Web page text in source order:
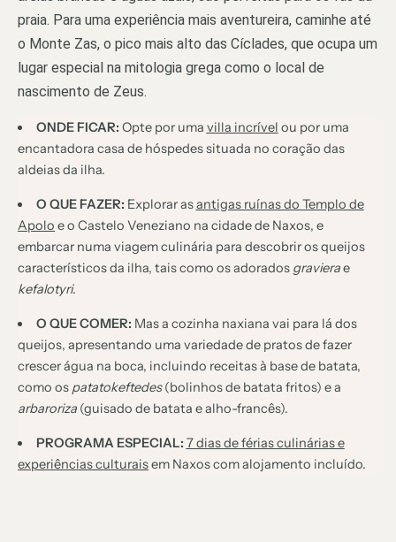
praia. Para uma experiência mais aventureira, caminhe até
o Monte Zas, o pico mais alto das Cíclades, que ocupa um
lugar especial na mitologia grega como o local de
nascimento de Zeus.
ONDE FICAR: Opte por uma villa incrível ou por uma
encantadora casa de hóspedes situada no coração das
aldeias da ilha.
O QUE FAZER: Explorar asantigas ruínas do Templo de
Apolo e o Castelo Veneziano na cidade de Naxos, e
embarcar numa viagem culinária para descobrir os queijos
característicos da ilha, tais como os adorados gravierae
kefalotyri.
O QUE COMER: Mas a cozinha naxiana vai para lá dos
queijos, apresentando uma variedade de pratos de fazer
crescer água na boca, incluindo receitas à base de batata,
como os patatokeftedes(bolinhos de batata fritos) e a
arbaroriza (guisado de batata e alho-francês).
PROGRAMA ESPECIAL: 7 dias de férias culinárias e
experiências culturaisem Naxos com alojamento incluído.